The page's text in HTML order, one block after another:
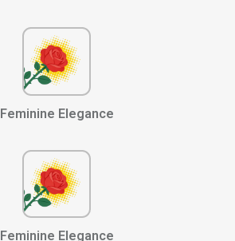
Feminine Elegance
Feminine Elegance